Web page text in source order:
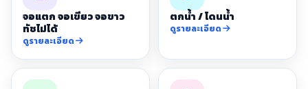
จอแตก จอเขียว จอขาว
ทัชไม่ได้
ดูรายละเอียด
ตกน้ำ / โดนน้ำ
ดูรายละเอียด